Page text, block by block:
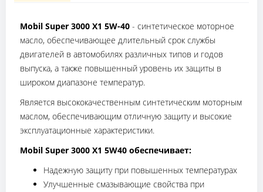
Mobil Super 3000 X1 5W-40 - синтетическое моторное
масло, обеспечивающее длительный срок службы
двигателей в автомобилях различных типов и годов
выпуска, а также повышенный уровень их защиты в
широком диапазоне температур.
Является высококачественным синтетическим моторным
маслом, обеспечивающим отличную защиту и высокие
эксплуатационные характеристики.
Mobil Super 3000 X1 5W40 обеспечивает:
Надежную защиту при повышенных температурах
Улучшенные смазывающие свойства при